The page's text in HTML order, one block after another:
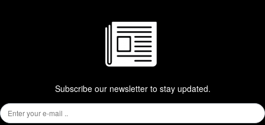
Subscribe our newsletter to stay updated.